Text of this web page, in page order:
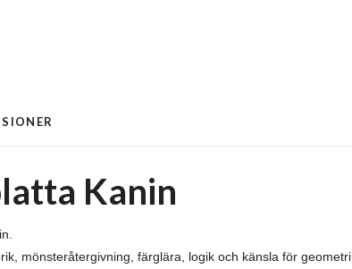
Kanin
mönsteråtergivning, färglära, logik och känsla för geometri.